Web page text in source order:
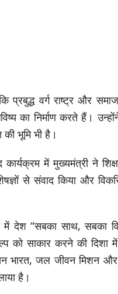
वर्ग राष्ट्र और
का निर्माण करते हैं।
भूमि भी है।
में मुख्यमंत्री ने
से संवाद किया और
में देश “सबका साथ, सबका
को साकार करने की दिशा
भारत, जल जीवन मिशन
है।